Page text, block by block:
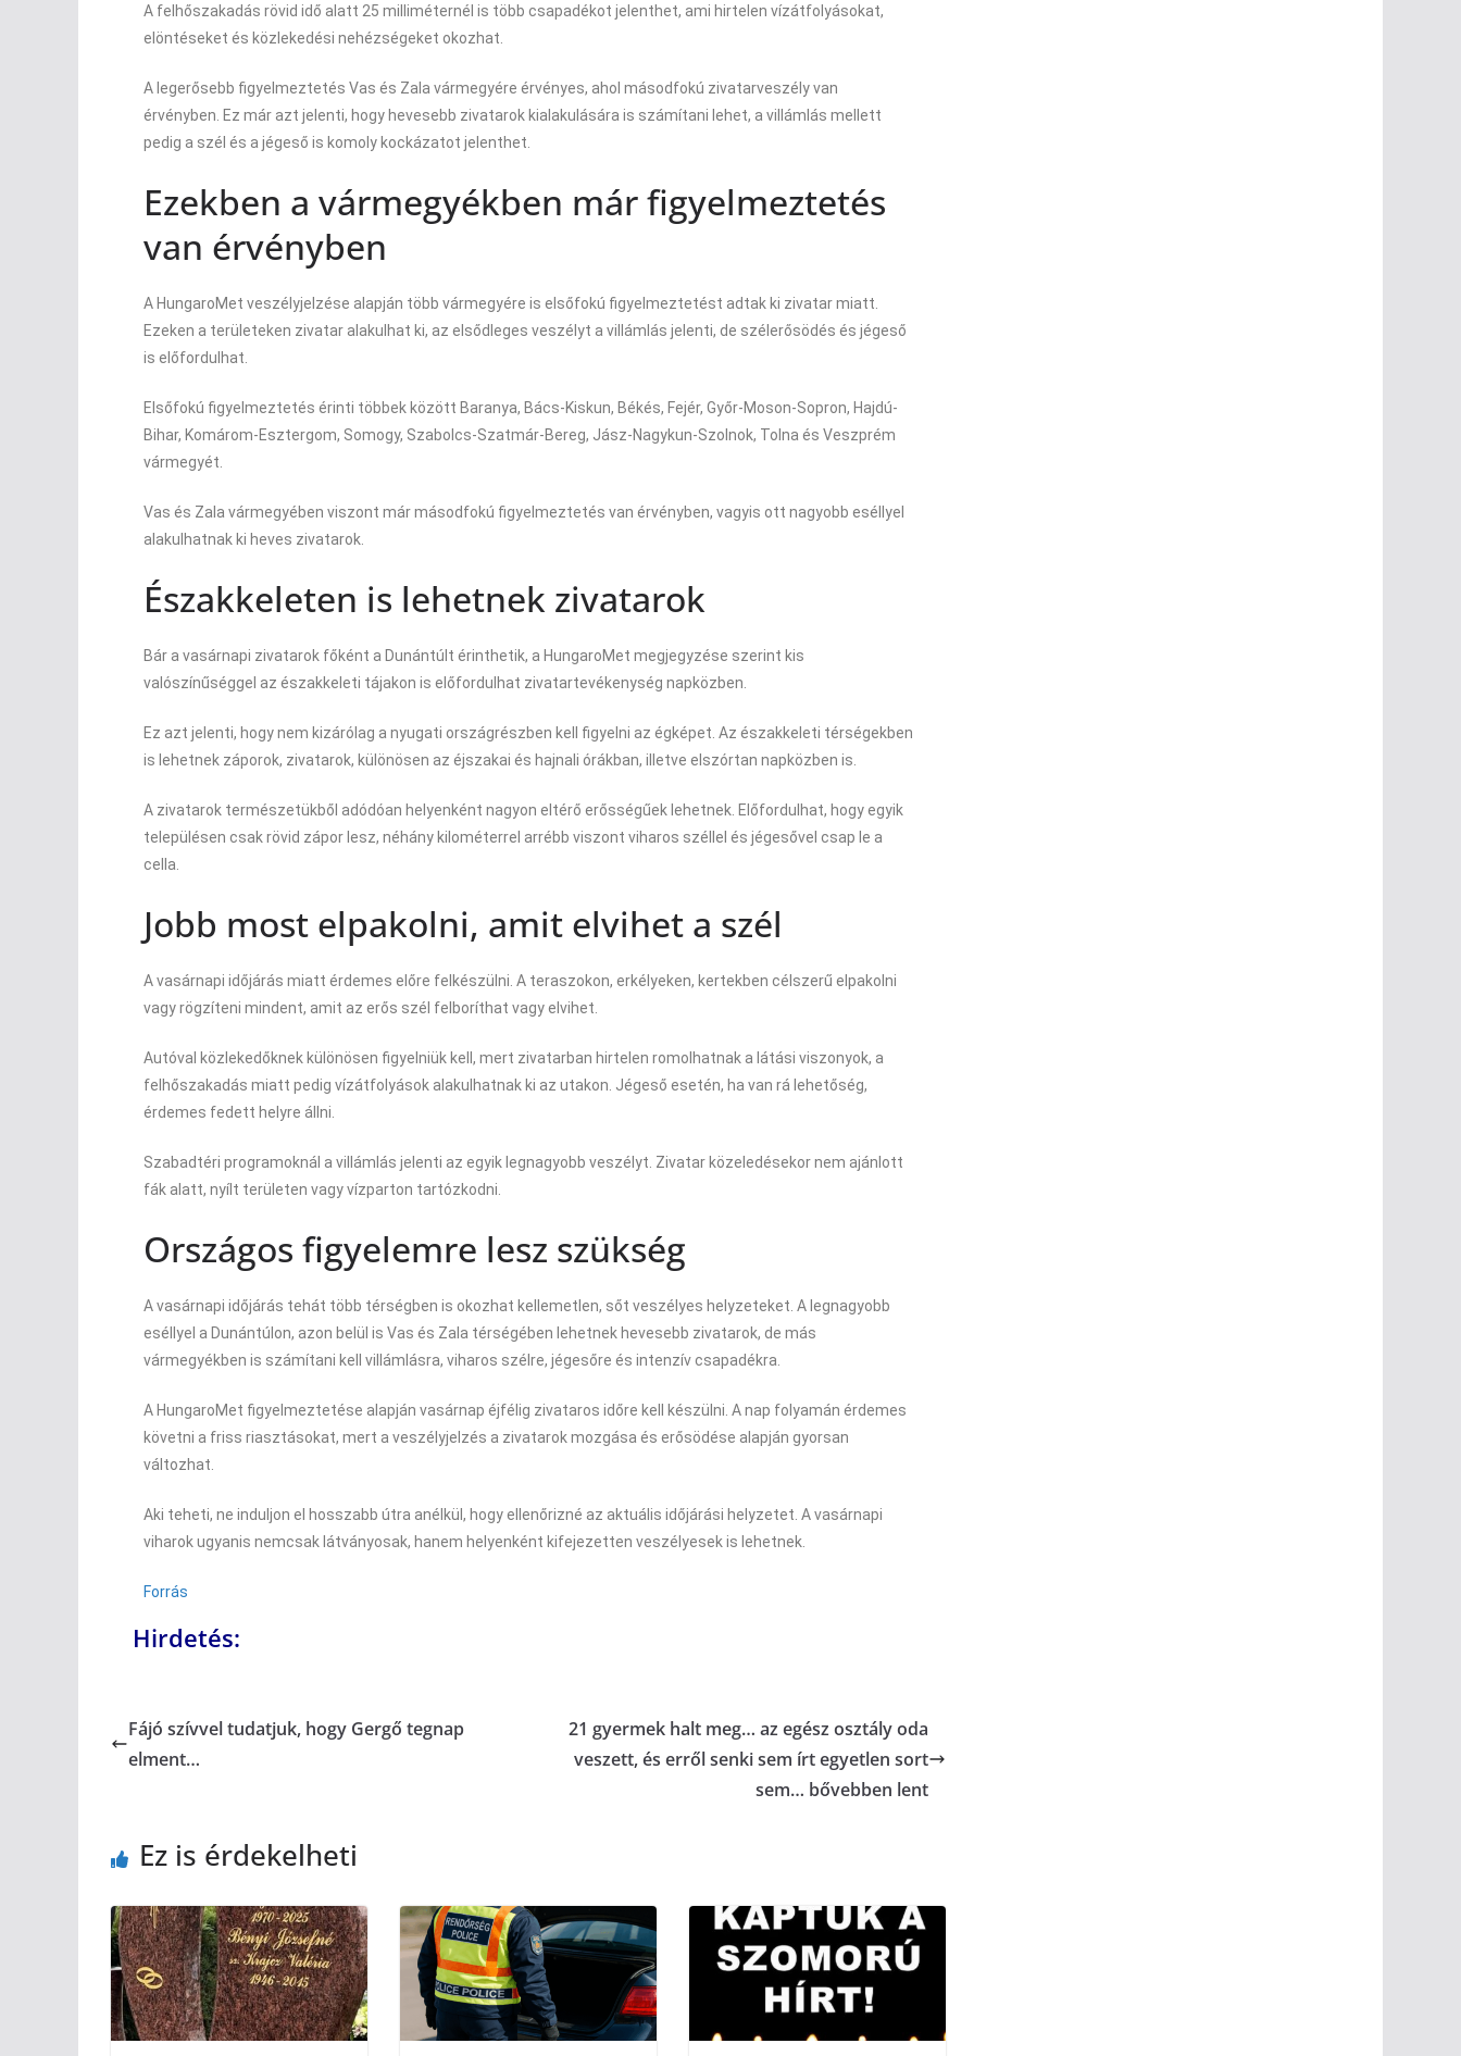
A felhőszakadás rövid idő alatt 25 milliméternél is több csapadékot jelenthet, ami hirtelen vízátfolyásokat,
elöntéseket és közlekedési nehézségeket okozhat.
A legerősebb figyelmeztetés Vas és Zala vármegyére érvényes, ahol másodfokú zivatarveszély van
érvényben. Ez már azt jelenti, hogy hevesebb zivatarok kialakulására is számítani lehet, a villámlás mellett
pedig a szél és a jégeső is komoly kockázatot jelenthet.
Ezekben a vármegyékben már figyelmeztetés
van érvényben
A HungaroMet veszélyjelzése alapján több vármegyére is elsőfokú figyelmeztetést adtak ki zivatar miatt.
Ezeken a területeken zivatar alakulhat ki, az elsődleges veszélyt a villámlás jelenti, de szélerősödés és jégeső
is előfordulhat.
Elsőfokú figyelmeztetés érinti többek között Baranya, Bács-Kiskun, Békés, Fejér, Győr-Moson-Sopron, Hajdú-
Bihar, Komárom-Esztergom, Somogy, Szabolcs-Szatmár-Bereg, Jász-Nagykun-Szolnok, Tolna és Veszprém
vármegyét.
Vas és Zala vármegyében viszont már másodfokú figyelmeztetés van érvényben, vagyis ott nagyobb eséllyel
alakulhatnak ki heves zivatarok.
Északkeleten is lehetnek zivatarok
Bár a vasárnapi zivatarok főként a Dunántúlt érinthetik, a HungaroMet megjegyzése szerint kis
valószínűséggel az északkeleti tájakon is előfordulhat zivatartevékenység napközben.
Ez azt jelenti, hogy nem kizárólag a nyugati országrészben kell figyelni az égképet. Az északkeleti térségekben
is lehetnek záporok, zivatarok, különösen az éjszakai és hajnali órákban, illetve elszórtan napközben is.
A zivatarok természetükből adódóan helyenként nagyon eltérő erősségűek lehetnek. Előfordulhat, hogy egyik
településen csak rövid zápor lesz, néhány kilométerrel arrébb viszont viharos széllel és jégesővel csap le a
cella.
Jobb most elpakolni, amit elvihet a szél
A vasárnapi időjárás miatt érdemes előre felkészülni. A teraszokon, erkélyeken, kertekben célszerű elpakolni
vagy rögzíteni mindent, amit az erős szél felboríthat vagy elvihet.
Autóval közlekedőknek különösen figyelniük kell, mert zivatarban hirtelen romolhatnak a látási viszonyok, a
felhőszakadás miatt pedig vízátfolyások alakulhatnak ki az utakon. Jégeső esetén, ha van rá lehetőség,
érdemes fedett helyre állni.
Szabadtéri programoknál a villámlás jelenti az egyik legnagyobb veszélyt. Zivatar közeledésekor nem ajánlott
fák alatt, nyílt területen vagy vízparton tartózkodni.
Országos figyelemre lesz szükség
A vasárnapi időjárás tehát több térségben is okozhat kellemetlen, sőt veszélyes helyzeteket. A legnagyobb
eséllyel a Dunántúlon, azon belül is Vas és Zala térségében lehetnek hevesebb zivatarok, de más
vármegyékben is számítani kell villámlásra, viharos szélre, jégesőre és intenzív csapadékra.
A HungaroMet figyelmeztetése alapján vasárnap éjfélig zivataros időre kell készülni. A nap folyamán érdemes
követni a friss riasztásokat, mert a veszélyjelzés a zivatarok mozgása és erősödése alapján gyorsan
változhat.
Aki teheti, ne induljon el hosszabb útra anélkül, hogy ellenőrizné az aktuális időjárási helyzetet. A vasárnapi
viharok ugyanis nemcsak látványosak, hanem helyenként kifejezetten veszélyesek is lehetnek.
Forrás
Hirdetés:
Fájó szívvel tudatjuk, hogy Gergő tegnap
elment…
21 gyermek halt meg… az egész osztály oda
veszett, és erről senki sem írt egyetlen sort
sem… bővebben lent
Ez is érdekelheti